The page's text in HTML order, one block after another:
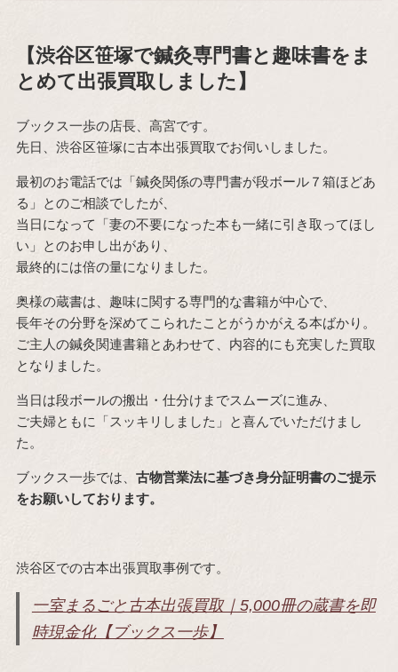
【渋谷区笹塚で鍼灸専門書と趣味書をま
とめて出張買取しました】
ブックス一歩の店長、高宮です。
先日、渋谷区笹塚に古本出張買取でお伺いしました。
最初のお電話では「鍼灸関係の専門書が段ボール７箱ほどあ
る」とのご相談でしたが、
当日になって「妻の不要になった本も一緒に引き取ってほし
い」とのお申し出があり、
最終的には倍の量になりました。
奥様の蔵書は、趣味に関する専門的な書籍が中心で、
長年その分野を深めてこられたことがうかがえる本ばかり。
ご主人の鍼灸関連書籍とあわせて、内容的にも充実した買取
となりました。
当日は段ボールの搬出・仕分けまでスムーズに進み、
ご夫婦ともに「スッキリしました」と喜んでいただけまし
た。
ブックス一歩では、 古物営業法に基づき身分証明書のご提示
をお願いしております。
渋谷区での古本出張買取事例です。
一室まるごと古本出張買取｜5,000冊の蔵書を即
時現金化【ブックス一歩】